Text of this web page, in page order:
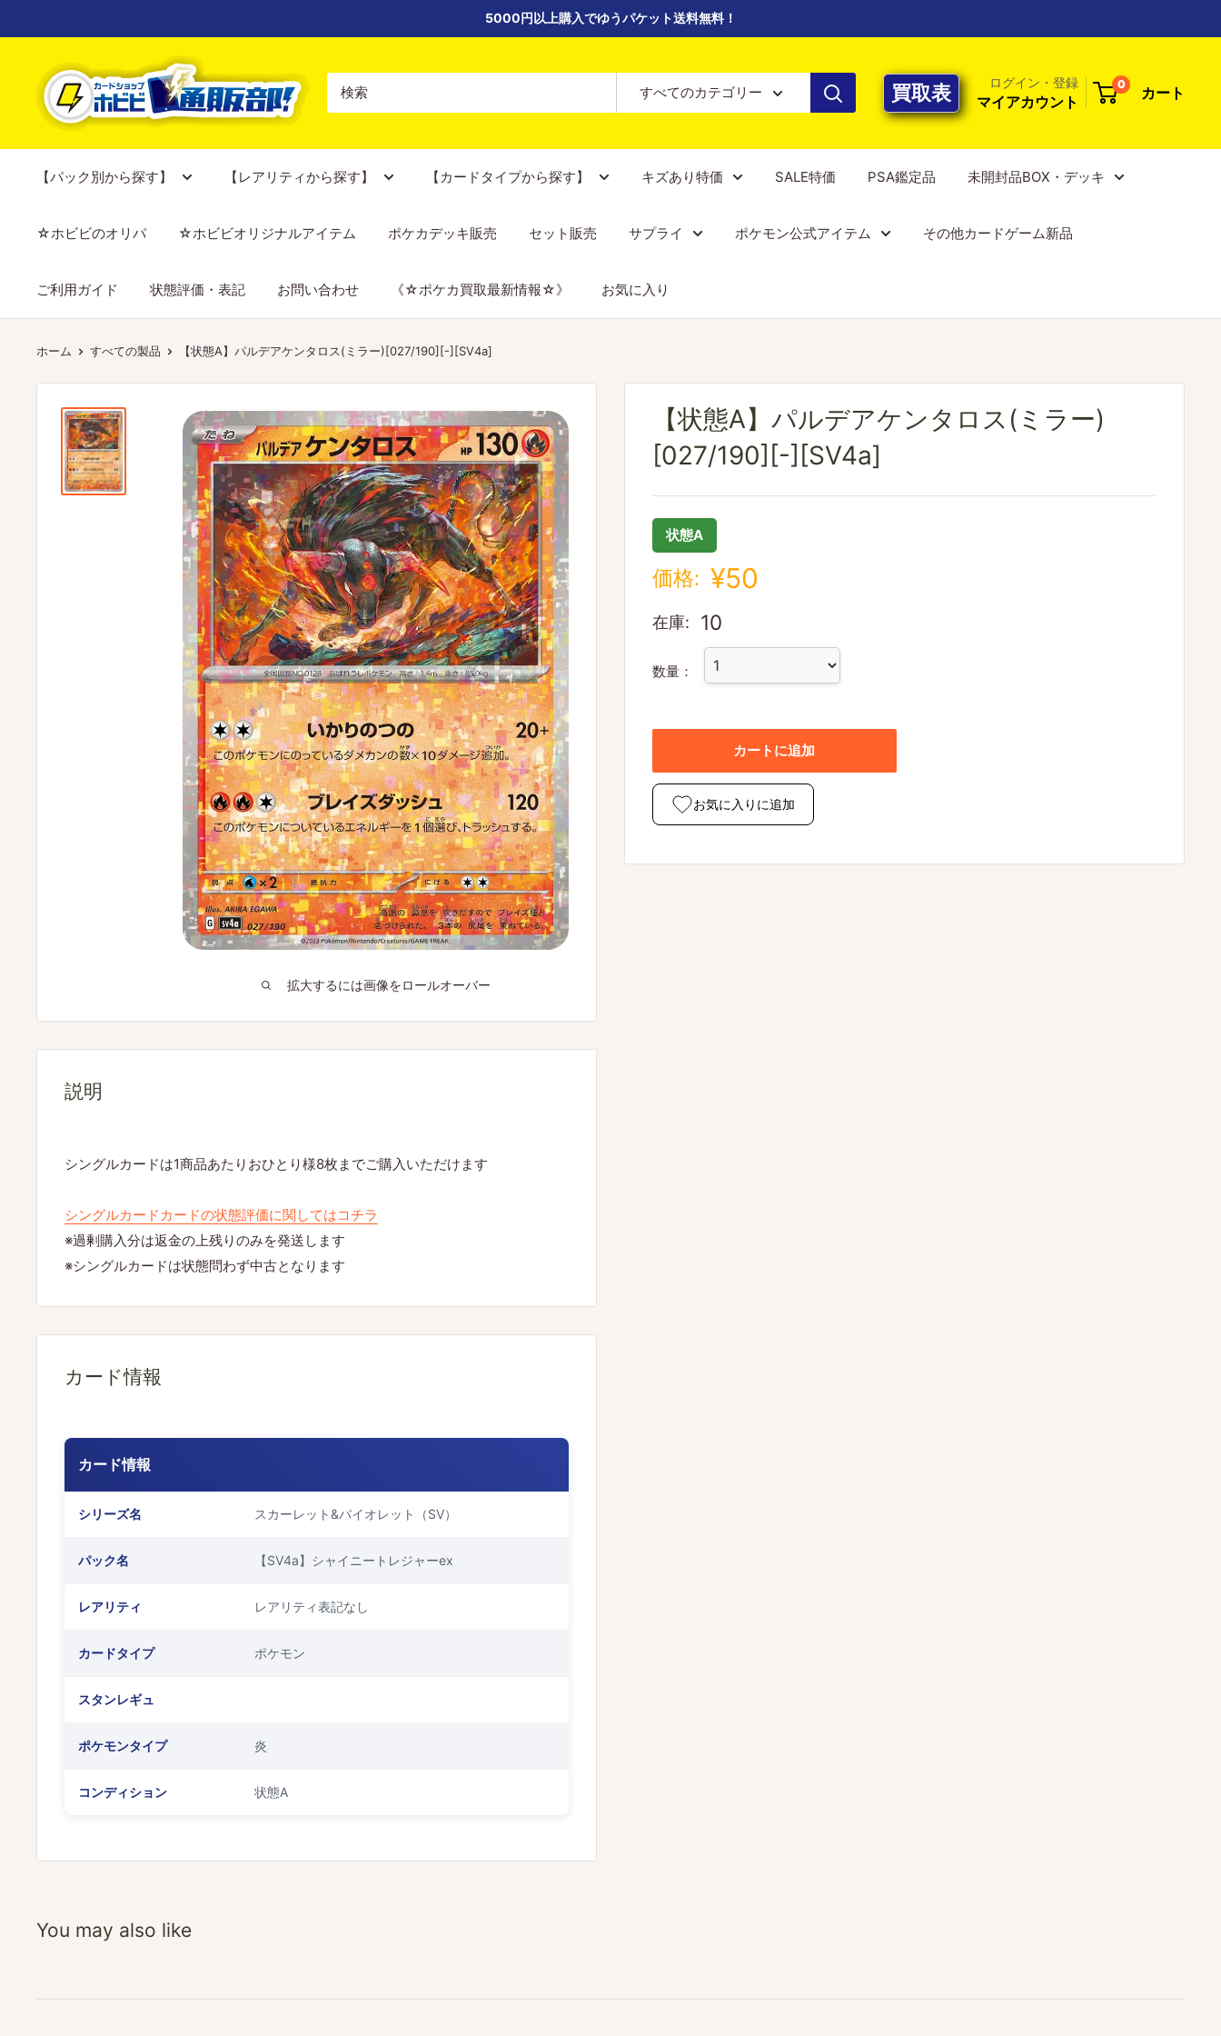
ン
5000円以上購入でゆうパケット送料無料！
【ポ
ケ
カ
門
シ
ョ
ッ
すべてのカテゴリー 買取表 ログイン・登録
マイアカウント
0 カート
【パック別から探す】 【レアリティから探す】 【カードタイプから探す】 キズあり特価 SALE特価 PSA鑑定品 未開封品BOX・デッキ
☆ホビビのオリパ ☆ホビビオリジナルアイテム ポケカデッキ販売 セット販売 サプライ ポケモン公式アイテム その他カードゲーム新品
ご利用ガイド 状態評価・表記 お問い合わせ 《☆ポケカ買取最新情報☆》 お気に入り
ホーム すべての製品 【状態A】パルデアケンタロス(ミラー)[027/190][-][SV4a]
拡大するには画像をロールオーバー
【状態A】パルデアケンタロス(ミラー)
[027/190][-][SV4a]
状態A
価格: ¥50
在庫: 10
数量：
カートに追加
お気に入りに追加
説明
シングルカードは1商品あたりおひとり様8枚までご購入いただけます
シングルカードカードの状態評価に関してはコチラ
※過剰購入分は返金の上残りのみを発送します
※シングルカードは状態問わず中古となります
カード情報
カード情報
シリーズ名 スカーレット&バイオレット（SV）
パック名 【SV4a】シャイニートレジャーex
レアリティ レアリティ表記なし
カードタイプ ポケモン
スタンレギュ
ポケモンタイプ 炎
コンディション 状態A
You may also like